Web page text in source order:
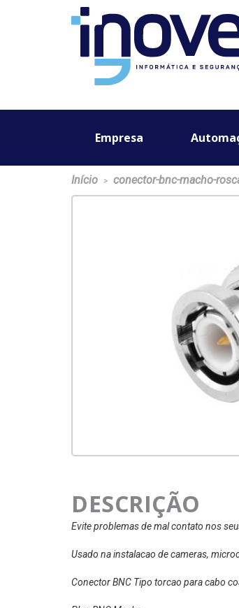
Empresa
Início > conector-bnc-macho-
DESCRIÇÃO
Evite problemas de mal contato nos
Usado na instalacao de cameras,
Conector BNC Tipo torcao para cabo